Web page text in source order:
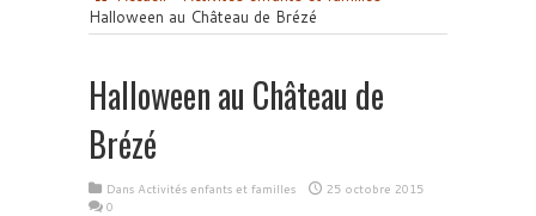
Halloween au Château de Brézé
Halloween au Château de
Brézé
Dans Activités enfants et familles
25 octobre 2015
0